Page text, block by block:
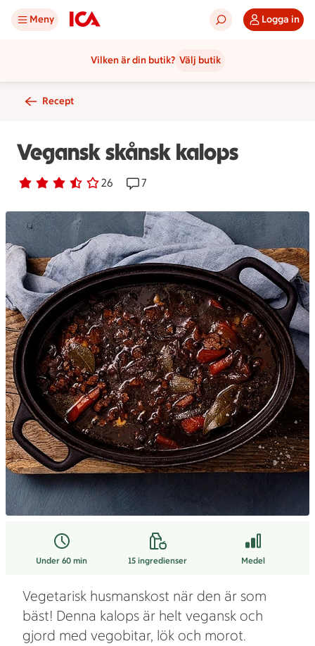
Meny Logga in
Vilken är din butik? Välj butik
Recept
Vegansk skånsk kalops
Betyg 3.5 av 5. 26
26 personer har röstatReceptet har 7 kommentarer
7
Under 60 min 15 ingredienser Medel
Vegetarisk husmanskost när den är som
bäst! Denna kalops är helt vegansk och
gjord med vegobitar, lök och morot.